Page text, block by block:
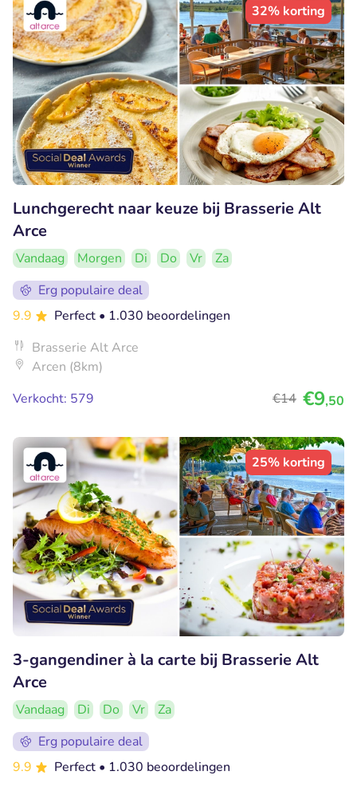
32% korting
Lunchgerecht naar keuze bij Brasserie Alt
Arce
Vandaag Morgen Di Do Vr
Za
Erg populaire deal
9.9
Perfect • 1.030 beoordelingen
Brasserie Alt Arce
Arcen (8km)
Verkocht: 579
€14 €9,50
25% korting
3-gangendiner à la carte bij Brasserie Alt
Arce
Vandaag Di Do Vr
Za
Erg populaire deal
9.9
Perfect • 1.030 beoordelingen